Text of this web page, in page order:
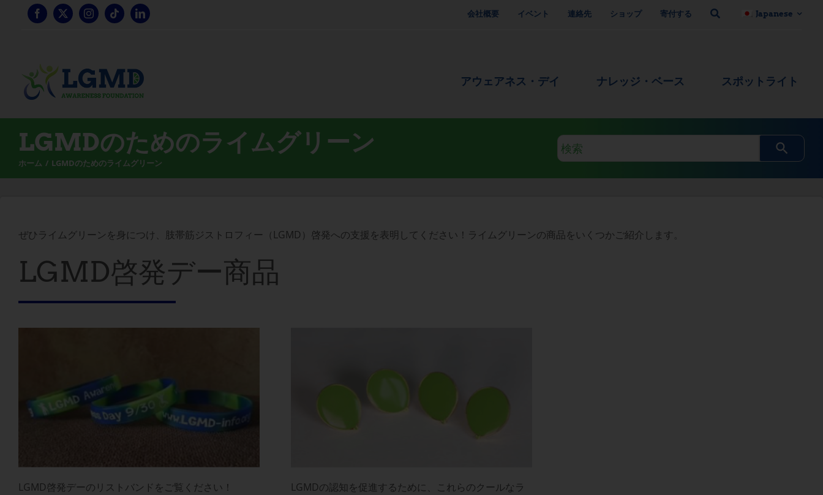
会社概要 イベント 連絡先 ショップ 寄付する Japanese
アウェアネス・デイ ナレッジ・ベース スポットライト
LGMDのためのライムグリーン
ホーム LGMDのためのライムグリーン
検
索
ク
ぜひライムグリーンを身につけ、肢帯筋ジストロフィー（LGMD）啓発への支援を表明してください！ライムグリーンの商品をいくつかご紹介します。
LGMD啓発デー商品
LGMD啓発デーのリストバンドをご覧ください！
LGMDの認知を促進するために、これらのクールなラ